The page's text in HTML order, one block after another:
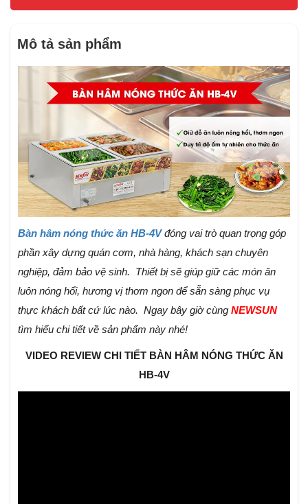
Mô tả sản phẩm
Bàn hâm nóng thức ăn HB-4Vđóng vai trò quan trọng góp
phần xây dựng quán cơm, nhà hàng, khách sạn chuyên
nghiệp, đảm bảo vệ sinh. Thiết bị sẽ giúp giữ các món ăn
luôn nóng hổi, hương vị thơm ngon để sẵn sàng phục vụ
thực khách bất cứ lúc nào. Ngay bây giờ cùng NEWSUN
tìm hiểu chi tiết về sản phẩm này nhé!
VIDEO REVIEW CHI TIẾT BÀN HÂM NÓNG THỨC ĂN
HB-4V